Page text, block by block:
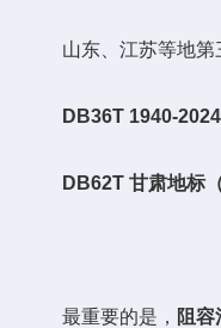
山东、江苏等地第三
DB36T 1940-
DB62T 甘肃地标
最重要的是， 阻